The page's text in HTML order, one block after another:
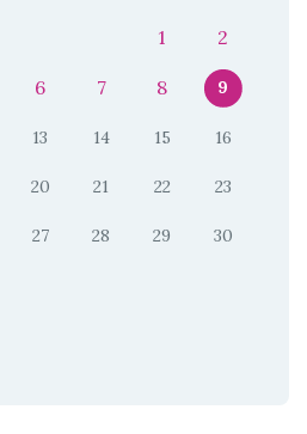
1 2
6 7 8 9
13 14 15 16
20 21 22 23
27 28 29 30